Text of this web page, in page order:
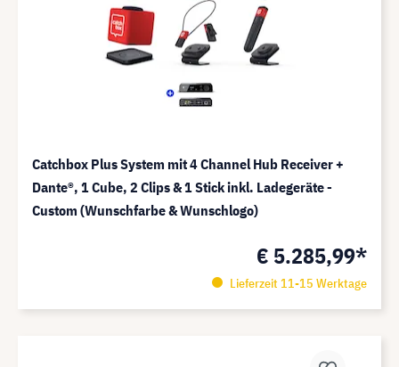
Catchbox Plus System mit 4 Channel Hub Receiver +
Dante®️, 1 Cube, 2 Clips & 1 Stick inkl. Ladegeräte -
Custom (Wunschfarbe & Wunschlogo)
€ 5.285,99*
Lieferzeit 11-15 Werktage